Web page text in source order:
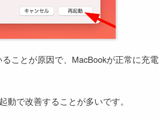
ことが原因で、MacBookが正常に充
で改善することが多いです。